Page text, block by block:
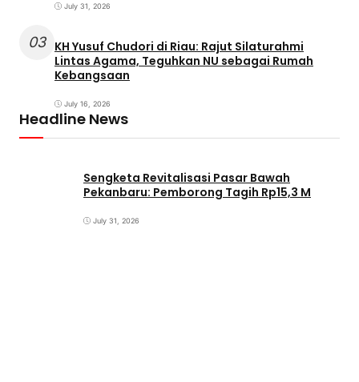
July 31, 2026
03 KH Yusuf Chudori di Riau: Rajut Silaturahmi
Lintas Agama, Teguhkan NU sebagai Rumah
Kebangsaan
July 16, 2026
Headline News
Sengketa Revitalisasi Pasar Bawah
Pekanbaru: Pemborong Tagih Rp15,3 M
July 31, 2026